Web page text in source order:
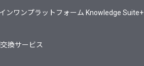
ンワンプラットフォーム Knowledge Suite+
換サービス